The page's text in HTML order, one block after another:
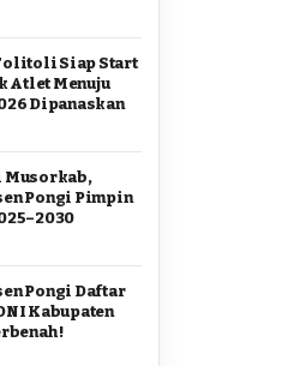
Siap Start
Atlet Menuju
Dipanaskan
Musorkab,
Pongi Pimpin
Pongi Daftar
Kabupaten
!